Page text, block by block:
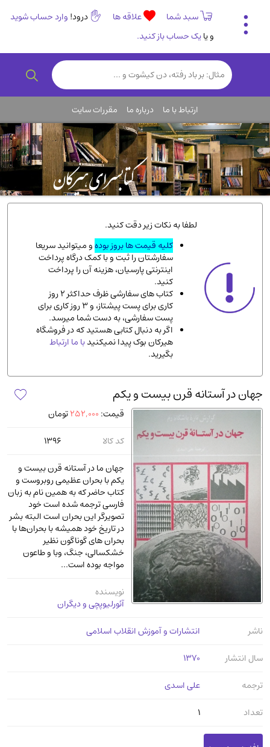
سبد شما علاقه ها درود! وارد حساب شوید
و یایک حساب باز کنید.
تاریخی و فرهنگی
(838)
رمان و داستان ایرانی(307)
روانشناسی(357)
انگلیسی و زبان خارجی(14)
کودکان و نوجوانان(76)
کتب نادر و کمیاب(19)
روانشناسی(112)
طب گیاهی و سنتی(45)
فلسفه و جامعه شناسی(151)
ادبیات و شعر
ادیان و مذاهب
دانشگاهی و آموزشی
اقتصادی، بازاریابی و مالی(56)
پزشکی(140)
کامپیوتر و نرم افزار(13)
ورزشی و تربیت بدنی (34)
آشپزی و خوراکی(25)
سرگرمی و بازی
سیاسی(116)
رمان و داستان خارجی(489)
حقوقی و قانون(47)
کتاب های مصور رنگی و گلاسه(23)
عرفانی و سلوک(45)
الکترونیک(11)
دایره المعارف و فرهنگ
(13)
معماری، عمران و شهرسازی(29)
طراحی هنر و نقاشی و مجسمه سازی
زندگینامه شهدا(9)
ارتباط با ما درباره ما مقررات سایت
لطفا به نکات زیر دقت کنید.
کلیه قیمت ها بروز بودهو میتوانید سریعا
سفارشتان را ثبت و با کمک درگاه پرداخت
اینترنتی پارسیان، هزینه آن را پرداخت
کنید.
کتاب های سفارشی ظرف حداکثر 2 روز
کاری برای پست پیشتاز، و 3 روز کاری برای
پست سفارشی، به دست شما میرسد.
اگر به دنبال کتابی هستید که در فروشگاه
هیرکان بوک پیدا نمیکنیدبا ما ارتباط
بگیرید.
جهان در آستانه قرن بیست و یکم
قیمت: 252,000تومان
کد کالا
1396
جهان ما در آستانه قرن بیست و
یکم با بحران عظیمی روبروست و
کتاب حاضر که به همین نام به زبان
فارسی ترجمه شده است خود
تصویرگر این بحران است البته بشر
در تاریخ خود همیشه با بحران‌ها با
بحران های گوناگون نظیر
خشکسالی، جنگ، وبا و طاعون
مواجه بوده است...
نویسنده
آئورلیوپچی و دیگران
ناشر
انتشارات و آموزش انقلاب اسلامی
سال انتشار
1370
ترجمه
علی اسدی
تعداد
1